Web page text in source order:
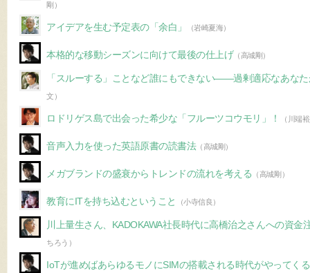
剛）
アイデアを生む予定表の「余白」 （岩崎夏海）
本格的な移動シーズンに向けて最後の仕上げ （高城剛）
「スルーする」ことなど誰にもできない――過剰適応なあな
文）
ロドリゲス島で出会った希少な「フルーツコウモリ」！ （川端
音声入力を使った英語原書の読書法（高城剛）
メガブランドの盛衰からトレンドの流れを考える （高城剛）
教育にITを持ち込むということ （小寺信良）
川上量生さん、KADOKAWA社長時代に高橋治之さんへの資金
ちろう）
IoTが進めばあらゆるモノにSIMの搭載される時代がやってくる